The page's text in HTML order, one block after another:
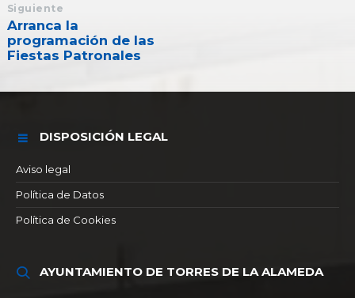
Siguiente
Arranca la
programación de las
Fiestas Patronales
DISPOSICIÓN LEGAL
Aviso legal
Política de Datos
Política de Cookies
AYUNTAMIENTO DE TORRES DE LA ALAMEDA